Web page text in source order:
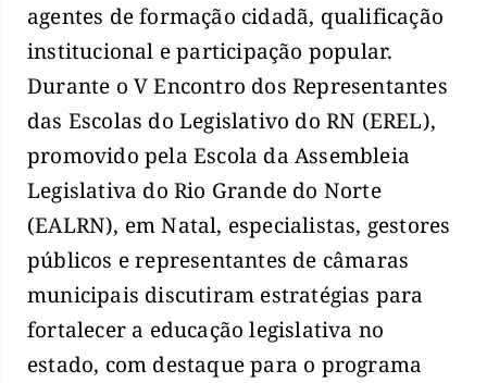
agentes de formação cidadã, qualificação
institucional e participação popular.
Durante o V Encontro dos Representantes
das Escolas do Legislativo do RN (EREL),
promovido pela Escola da Assembleia
Legislativa do Rio Grande do Norte
(EALRN), em Natal, especialistas, gestores
públicos e representantes de câmaras
municipais discutiram estratégias para
fortalecer a educação legislativa no
estado, com destaque para o programa